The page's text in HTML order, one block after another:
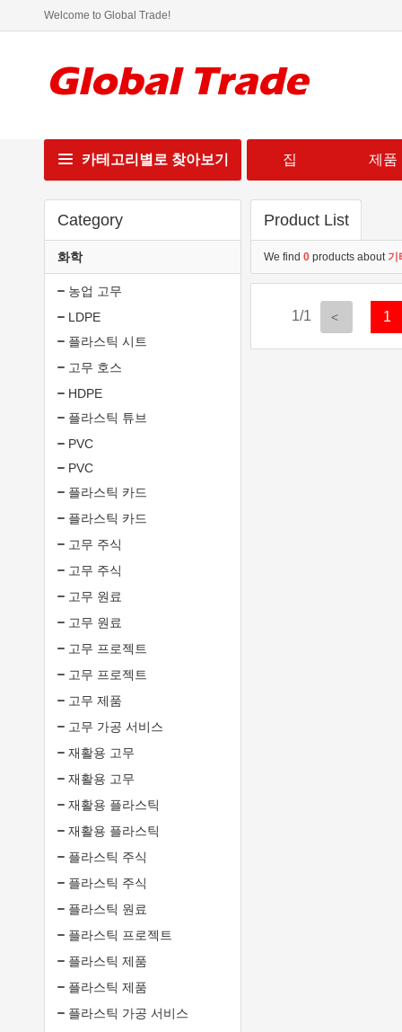
Welcome to Global Trade!
카테고리별로 찾아보기 집 제품
Category
화학
농업 고무
LDPE
플라스틱 시트
고무 호스
HDPE
플라스틱 튜브
PVC
PVC
플라스틱 카드
플라스틱 카드
고무 주식
고무 주식
고무 원료
고무 원료
고무 프로젝트
고무 프로젝트
고무 제품
고무 가공 서비스
재활용 고무
재활용 고무
재활용 플라스틱
재활용 플라스틱
플라스틱 주식
플라스틱 주식
플라스틱 원료
플라스틱 프로젝트
플라스틱 제품
플라스틱 제품
플라스틱 가공 서비스
Product List
We find 0 products about기
1/1 1